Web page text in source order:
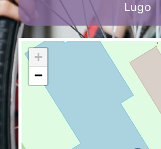
Lugo
+
−